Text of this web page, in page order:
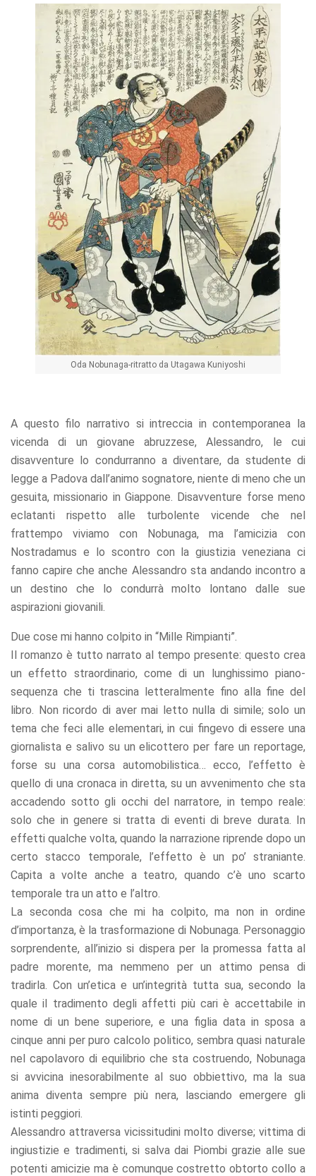
Oda Nobunaga-ritratto da Utagawa Kuniyoshi
A questo filo narrativo si intreccia in contemporanea la
vicenda di un giovane abruzzese, Alessandro, le cui
disavventure lo condurranno a diventare, da studente di
legge a Padova dall’animo sognatore, niente di meno che un
gesuita, missionario in Giappone. Disavventure forse meno
eclatanti rispetto alle turbolente vicende che nel
frattempo viviamo con Nobunaga, ma l’amicizia con
Nostradamus e lo scontro con la giustizia veneziana ci
fanno capire che anche Alessandro sta andando incontro a
un destino che lo condurrà molto lontano dalle sue
aspirazioni giovanili.
Due cose mi hanno colpito in “Mille Rimpianti”.
Il romanzo è tutto narrato al tempo presente: questo crea
un effetto straordinario, come di un lunghissimo piano-
sequenza che ti trascina letteralmente fino alla fine del
libro. Non ricordo di aver mai letto nulla di simile; solo un
tema che feci alle elementari, in cui fingevo di essere una
giornalista e salivo su un elicottero per fare un reportage,
forse su una corsa automobilistica… ecco, l’effetto è
quello di una cronaca in diretta, su un avvenimento che sta
accadendo sotto gli occhi del narratore, in tempo reale:
solo che in genere si tratta di eventi di breve durata. In
effetti qualche volta, quando la narrazione riprende dopo un
certo stacco temporale, l’effetto è un po’ straniante.
Capita a volte anche a teatro, quando c’è uno scarto
temporale tra un atto e l’altro.
La seconda cosa che mi ha colpito, ma non in ordine
d’importanza, è la trasformazione di Nobunaga. Personaggio
sorprendente, all’inizio si dispera per la promessa fatta al
padre morente, ma nemmeno per un attimo pensa di
tradirla. Con un’etica e un’integrità tutta sua, secondo la
quale il tradimento degli affetti più cari è accettabile in
nome di un bene superiore, e una figlia data in sposa a
cinque anni per puro calcolo politico, sembra quasi naturale
nel capolavoro di equilibrio che sta costruendo, Nobunaga
si avvicina inesorabilmente al suo obbiettivo, ma la sua
anima diventa sempre più nera, lasciando emergere gli
istinti peggiori.
Alessandro attraversa vicissitudini molto diverse; vittima di
ingiustizie e tradimenti, si salva dai Piombi grazie alle sue
potenti amicizie ma è comunque costretto obtorto collo a